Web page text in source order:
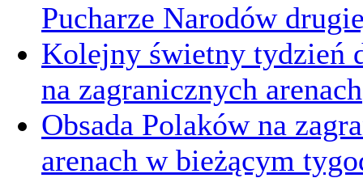
Pucharze Narodów
Kolejny świetny tydzień
na zagranicznych arenach
Obsada Polaków na
arenach w bieżącym